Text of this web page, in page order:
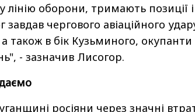
лінію оборони, тримають позиції
завдав чергового авіаційного
а також в бік Кузьминого,
- зазначив Лисогор.
росіяни через значні